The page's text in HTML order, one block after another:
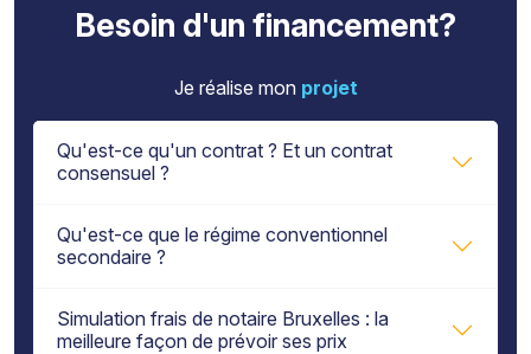
Besoin d'un financement?
Je réalise mon projet
Qu'est-ce qu'un contrat ? Et un contrat
consensuel ?
Qu'est-ce que le régime conventionnel
secondaire ?
Simulation frais de notaire Bruxelles : la
meilleure façon de prévoir ses prix